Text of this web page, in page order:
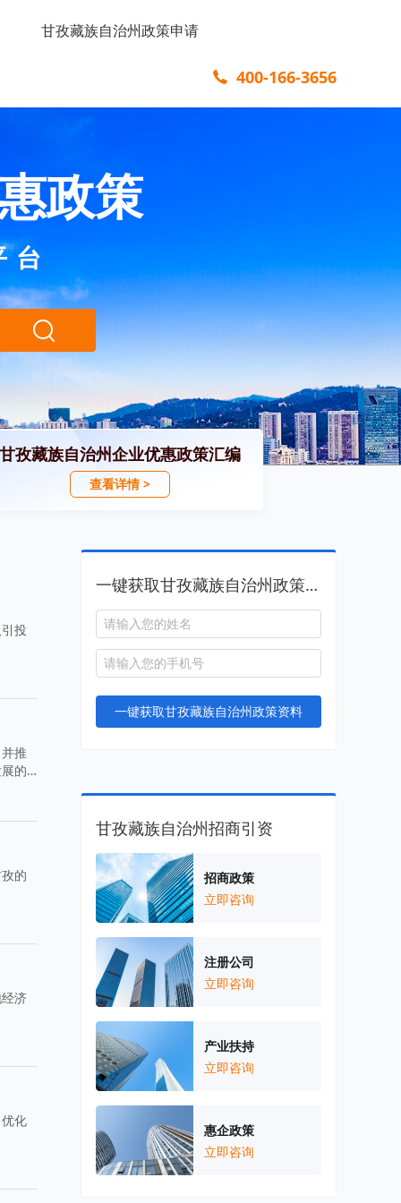
甘孜藏族自治州政策申请
400-166-3656
政策
台
甘孜藏族自治州企业优惠政策汇编
查看详情 >
投
推
的
的
济
化
一键获取甘孜藏族自治州政策资料
一键获取甘孜藏族自治州政策资料
甘孜藏族自治州招商引资
招商政策
立即咨询
注册公司
立即咨询
产业扶持
立即咨询
惠企政策
立即咨询